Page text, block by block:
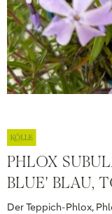
PHLOX
BLUE' BLAU,
Der Teppich-Phlox,